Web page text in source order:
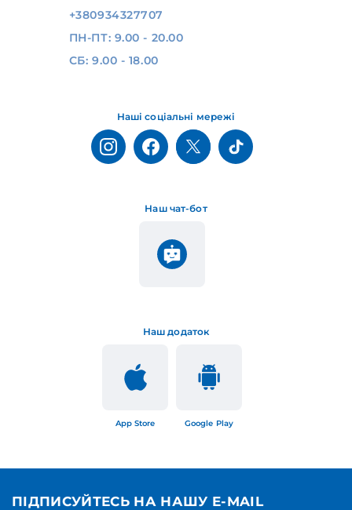
Наш додаток
App Store Google Play
Наш чат-бот
Наші соціальні мережі
+380934327707
ПН-ПТ: 9.00 - 20.00
СБ: 9.00 - 18.00
ПІДПИСУЙТЕСЬ НА НАШУ E-MAIL